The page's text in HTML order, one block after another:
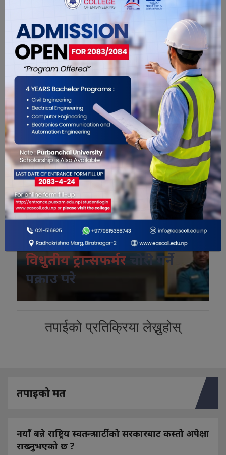
विशेष भिडियो
विशेष भिडियो
कोशी प्रदेशमा श्रृंङखलावद्व
विधुतीय ट्रान्सफर्मर
चोरी गर्ने
पक्राउ परे
तपाईको प्रतिक्रिया लेख्नुहोस्
तपाइको मत
नयाँ बन्ने राष्ट्रिय स्वतन्त्र पार्टीको सरकारबाट कस्तो अपेक्षा
राख्नुभएको छ ?